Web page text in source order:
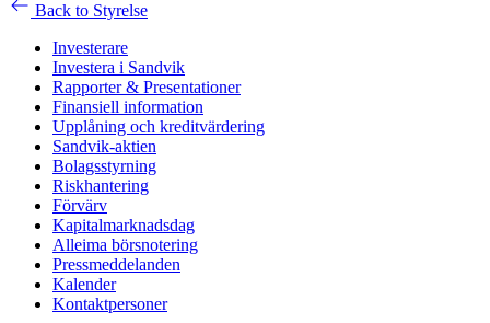
Back to Styrelse
Investerare
Investera i Sandvik
Rapporter & Presentationer
Finansiell information
Upplåning och kreditvärdering
Sandvik-aktien
Bolagsstyrning
Riskhantering
Förvärv
Kapitalmarknadsdag
Alleima börsnotering
Pressmeddelanden
Kalender
Kontaktpersoner